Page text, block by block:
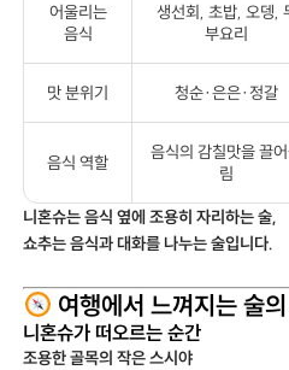
어울리는
음식
생선회, 초밥, 오뎅,
부요리
맛 분위기 청순·은은·정갈
음식 역할
음식의 감칠맛을 끌
림
니혼슈는 음식 옆에 조용히 자리하는 술,
쇼추는 음식과 대화를 나누는 술입니다.
여행에서 느껴지는 술
니혼슈가 떠오르는 순간
조용한 골목의 작은 스시야